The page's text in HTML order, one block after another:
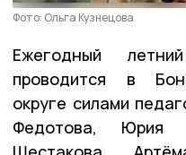
Фото: Ольга Кузнецова
Ежегодный
проводится в
округе силами
Федотова, Юрия